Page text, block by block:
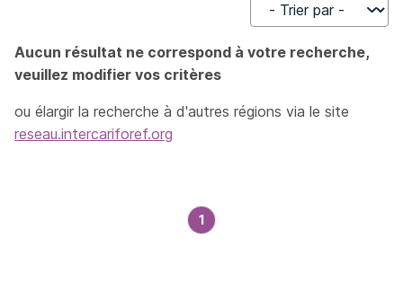
Trier par
Aucun résultat ne correspond à votre recherche,
veuillez modifier vos critères
ou élargir la recherche à d'autres régions via le site
reseau.intercariforef.org
1